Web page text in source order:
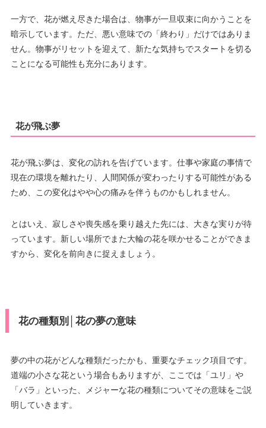
一方で、花が燃え尽きた場合は、物事が一旦収束に向かうことを
暗示しています。ただ、悪い意味での「終わり」だけではありま
せん。物事がリセットを迎えて、新たな気持ちでスタートを切る
ことになる可能性も充分にあります。
花が飛ぶ夢
花が飛ぶ夢は、変化の訪れを告げています。仕事や家庭の事情で
現在の環境を離れたり、人間関係が変わったりする可能性がある
ため、この変化はやや心の痛みを伴うものかもしれません。
とはいえ、寂しさや喪失感を乗り越えた先には、大きな実りが待
っています。新しい場所でまた大輪の花を咲かせることができま
すから、変化を前向きに捉えましょう。
花の種類別│花の夢の意味
夢の中の花がどんな種類だったかも、重要なチェック項目です。
道端の小さな花という場合もありますが、ここでは「ユリ」や
「バラ」といった、メジャーな花の種類についてその意味をご説
明していきます。